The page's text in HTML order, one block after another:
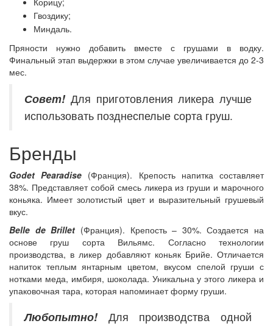
Гвоздику;
Миндаль.
Пряности нужно добавить вместе с грушами в водку.
Финальный этап выдержки в этом случае увеличивается до 2-3
мес.
Совет!Для приготовления ликера лучше
использовать позднеспелые сорта груш.
Бренды
Godet Pearadise (Франция). Крепость напитка составляет
38%. Представляет собой смесь ликера из груши и марочного
коньяка. Имеет золотистый цвет и выразительный грушевый
вкус.
Belle de Brillet (Франция). Крепость – 30%. Создается на
основе груш сорта Вильямс. Согласно технологии
производства, в ликер добавляют коньяк Брийе. Отличается
напиток теплым янтарным цветом, вкусом спелой груши с
нотками меда, имбиря, шоколада. Уникальна у этого ликера и
упаковочная тара, которая напоминает форму груши.
Любопытно!Для производства одной